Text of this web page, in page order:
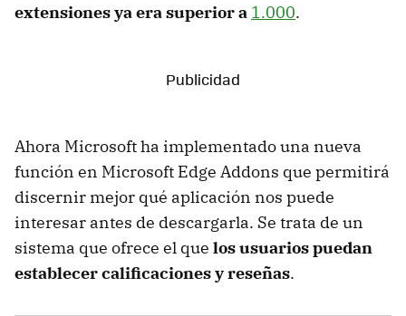
extensiones ya era superior a 1.000.
Ahora Microsoft ha implementado una nueva
función en Microsoft Edge Addons que permitirá
discernir mejor qué aplicación nos puede
interesar antes de descargarla. Se trata de un
sistema que ofrece el que los usuarios puedan
establecer calificaciones y reseñas.